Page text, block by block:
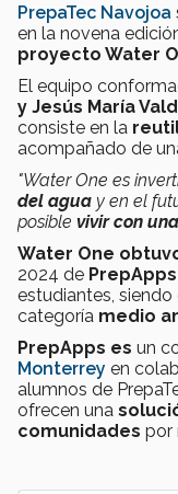
PrepaTec Navojoa
en la novena
proyecto Water
El equipo
y Jesús María
consiste en la
acompañado de
"Water One es
del agua y en el
posible vivir con
Water One
2024 de PrepApps
estudiantes, siendo
categoría medio
PrepApps es un
Monterrey en
alumnos de
ofrecen una
comunidades por